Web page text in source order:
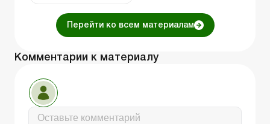
Перейти ко всем материалам
Комментарии к материалу